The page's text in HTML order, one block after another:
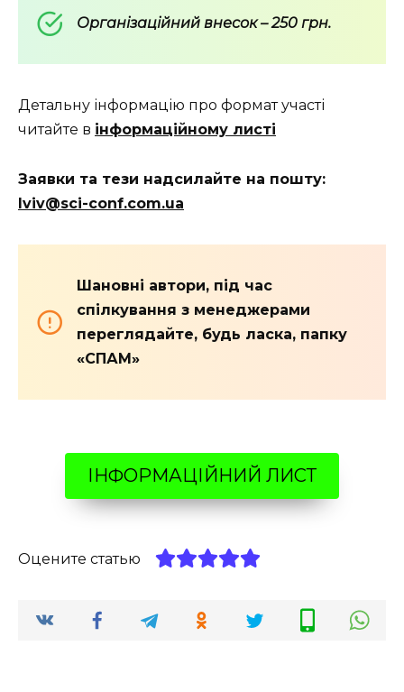
Організаційний внесок – 250 грн.
Детальну інформацію про формат участі
читайте в інформаційному листі
Заявки та тези надсилайте на пошту:
lviv@sci-conf.com.ua
Шановні автори, під час
спілкування з менеджерами
переглядайте, будь ласка, папку
«СПАМ»
ІНФОРМАЦІЙНИЙ ЛИСТ
Оцените статью